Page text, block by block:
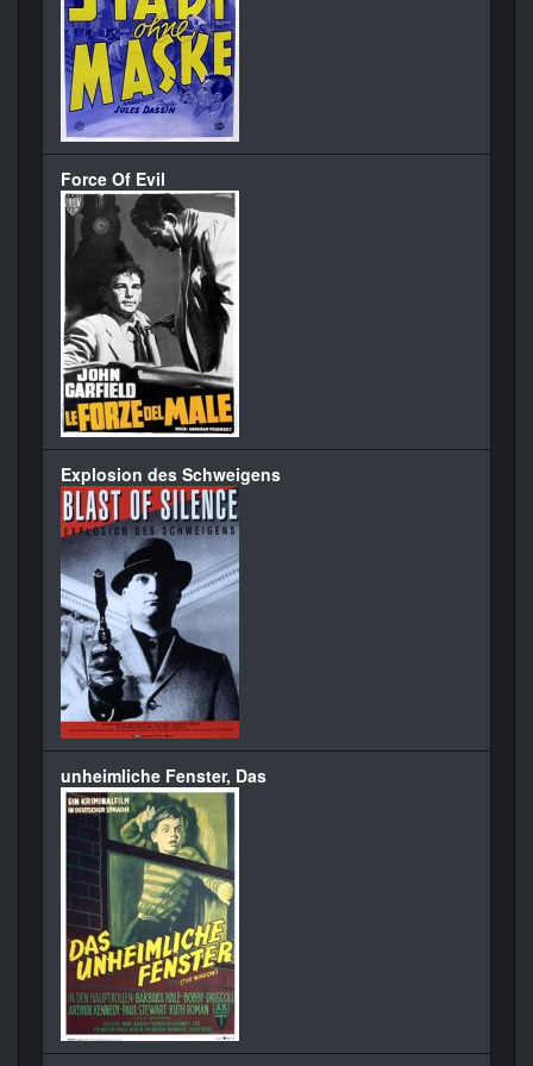
Force Of Evil
Explosion des Schweigens
unheimliche Fenster, Das